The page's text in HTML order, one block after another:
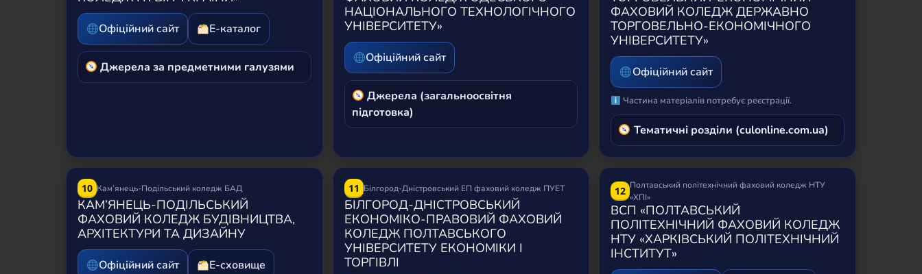
Офіційний сайт Е-каталог
Джерела за предметними галузями
НАЦІОНАЛЬНОГО ТЕХНОЛОГІЧНОГО
УНІВЕРСИТЕТУ»
Офіційний сайт
Джерела (загальноосвітня
підготовка)
ФАХОВИЙ КОЛЕДЖ ДЕРЖАВНО
ТОРГОВЕЛЬНО-ЕКОНОМІЧНОГО
УНІВЕРСИТЕТУ»
Офіційний сайт
Частина матеріалів потребує реєстрації.
Тематичні розділи (culonline.com.ua)
10 Кам’янець-Подільський коледж БАД
КАМ’ЯНЕЦЬ-ПОДІЛЬСЬКИЙ
ФАХОВИЙ КОЛЕДЖ БУДІВНИЦТВА,
АРХІТЕКТУРИ ТА ДИЗАЙНУ
Офіційний сайт Е-сховище
11 Білгород-Дністровський ЕП фаховий коледж ПУЕТ
БІЛГОРОД-ДНІСТРОВСЬКИЙ
ЕКОНОМІКО-ПРАВОВИЙ ФАХОВИЙ
КОЛЕДЖ ПОЛТАВСЬКОГО
УНІВЕРСИТЕТУ ЕКОНОМІКИ І
ТОРГІВЛІ
12 Полтавський політехнічний фаховий коледж НТУ
«ХПІ»
ВСП «ПОЛТАВСЬКИЙ
ПОЛІТЕХНІЧНИЙ ФАХОВИЙ КОЛЕДЖ
НТУ «ХАРКІВСЬКИЙ ПОЛІТЕХНІЧНИЙ
ІНСТИТУТ»